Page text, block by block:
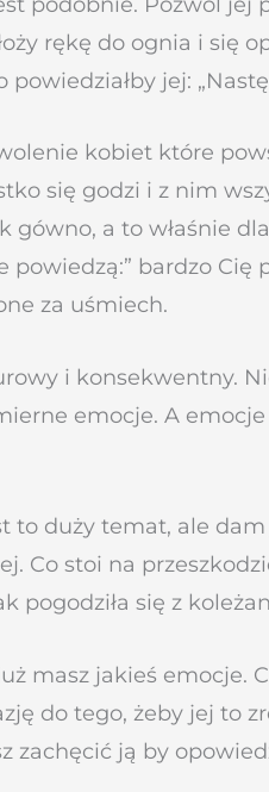
rękę do ognia i się
jej:
kobiet które
się godzi i z nim
a to właśnie
powiedzą:” bardzo
za uśmiech.
i konsekwentny.
emocje. A
to duży temat, ale
Co stoi na
pogodziła się z
masz jakieś emocje.
do tego, żeby jej to
ją by